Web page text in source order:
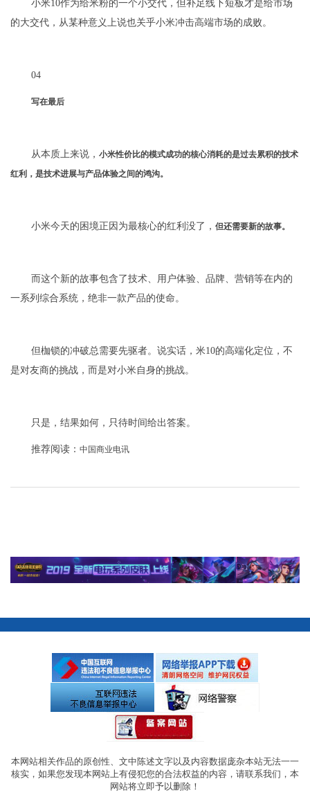
小米10作为给米粉的一个小交代，但补足线下短板才是给市场
的大交代，从某种意义上说也关乎小米冲击高端市场的成败。
04
写在最后
从本质上来说， 小米性价比的模式成功的核心消耗的是过去累积的技术
红利，是技术进展与产品体验之间的鸿沟。
小米今天的困境正因为最核心的红利没了， 但还需要新的故事。
而这个新的故事包含了技术、用户体验、品牌、营销等在内的
一系列综合系统，绝非一款产品的使命。
但枷锁的冲破总需要先驱者。说实话，米10的高端化定位，不
是对友商的挑战，而是对小米自身的挑战。
只是，结果如何，只待时间给出答案。
推荐阅读： 中国商业电讯
本网站相关作品的原创性、文中陈述文字以及内容数据庞杂本站无法一一
核实，如果您发现本网站上有侵犯您的合法权益的内容，请联系我们，本
网站将立即予以删除！